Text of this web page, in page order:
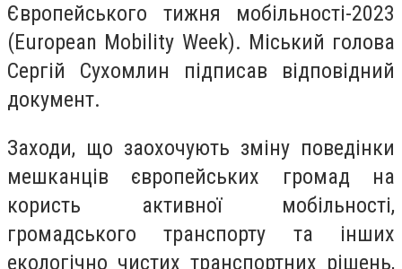
Європейського тижня мобільності-2023
(European Mobility Week). Міський голова
Сергій Сухомлин підписав відповідний
документ.
Заходи, що заохочують зміну поведінки
мешканців європейських громад на
користь активної мобільності,
громадського транспорту та інших
екологічно чистих транспортних рішень,